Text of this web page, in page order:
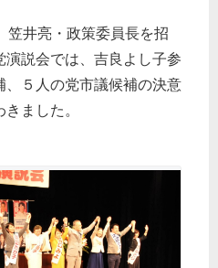
笠井亮・政策委員長を招
演説会では、吉良よし子参
、５人の党市議候補の決意
ました。